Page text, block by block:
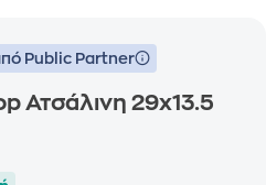
Public Partner
Ατσάλινη 29x13.5